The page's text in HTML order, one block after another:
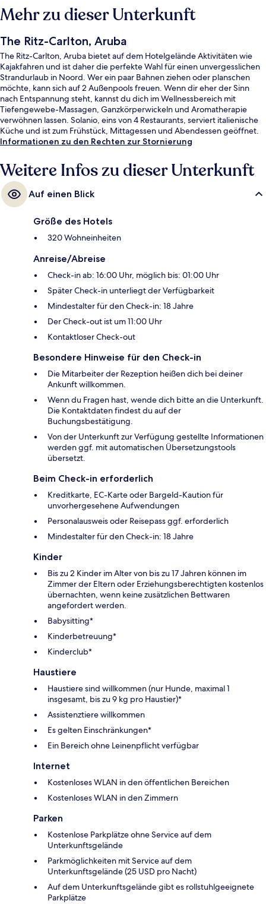
Mehr zu dieser Unterkunft
The Ritz-Carlton, Aruba
The Ritz-Carlton, Aruba bietet auf dem Hotelgelände Aktivitäten wie
Kajakfahren und ist daher die perfekte Wahl für einen unvergesslichen
Strandurlaub in Noord. Wer ein paar Bahnen ziehen oder planschen
möchte, kann sich auf 2 Außenpools freuen. Wenn dir eher der Sinn
nach Entspannung steht, kannst du dich im Wellnessbereich mit
Tiefengewebe-Massagen, Ganzkörperwickeln und Aromatherapie
verwöhnen lassen. Solanio, eins von 4 Restaurants, serviert italienische
Küche und ist zum Frühstück, Mittagessen und Abendessen geöffnet.
Als weitere Highlights bietet dieses Resort im luxuriösen Stil 3
gefallen der Pool und das hilfsbereite Personal sehr gut.
Informationen zu den Rechten zur Stornierung
Weitere Infos zu dieser Unterkunft
Auf einen Blick
Größe des Hotels
320 Wohneinheiten
Anreise/Abreise
Check-in ab: 16:00 Uhr, möglich bis: 01:00 Uhr
Später Check-in unterliegt der Verfügbarkeit
Mindestalter für den Check-in: 18 Jahre
Der Check-out ist um 11:00 Uhr
Kontaktloser Check-out
Besondere Hinweise für den Check-in
Die Mitarbeiter der Rezeption heißen dich bei deiner
Ankunft willkommen.
Wenn du Fragen hast, wende dich bitte an die Unterkunft.
Die Kontaktdaten findest du auf der
Buchungsbestätigung.
Von der Unterkunft zur Verfügung gestellte Informationen
werden ggf. mit automatischen Übersetzungstools
übersetzt.
Beim Check-in erforderlich
Kreditkarte, EC-Karte oder Bargeld-Kaution für
unvorhergesehene Aufwendungen
Personalausweis oder Reisepass ggf. erforderlich
Mindestalter für den Check-in: 18 Jahre
Kinder
Bis zu 2 Kinder im Alter von bis zu 17 Jahren können im
Zimmer der Eltern oder Erziehungsberechtigten kostenlos
übernachten, wenn keine zusätzlichen Bettwaren
angefordert werden.
Babysitting*
Kinderbetreuung*
Kinderclub*
Haustiere
Haustiere sind willkommen (nur Hunde, maximal 1
insgesamt, bis zu 9 kg pro Haustier)*
Assistenztiere willkommen
Es gelten Einschränkungen*
Ein Bereich ohne Leinenpflicht verfügbar
Internet
Kostenloses WLAN in den öffentlichen Bereichen
Kostenloses WLAN in den Zimmern
Parken
Kostenlose Parkplätze ohne Service auf dem
Unterkunftsgelände
Parkmöglichkeiten mit Service auf dem
Unterkunftsgelände (25 USD pro Nacht)
Auf dem Unterkunftsgelände gibt es rollstuhlgeeignete
Parkplätze